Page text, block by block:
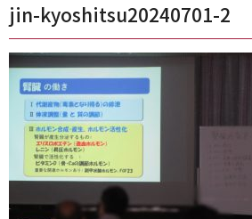
診療科・部門のご案内
アクセス
外来のご案内
入院のご案内
jin-kyoshitsu20240701-2